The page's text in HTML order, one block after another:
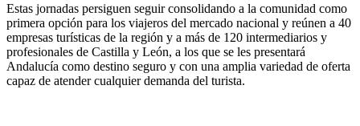
Estas jornadas persiguen seguir consolidando a la comunidad como
primera opción para los viajeros del mercado nacional y reúnen a 40
empresas turísticas de la región y a más de 120 intermediarios y
profesionales de Castilla y León, a los que se les presentará
Andalucía como destino seguro y con una amplia variedad de oferta
capaz de atender cualquier demanda del turista.